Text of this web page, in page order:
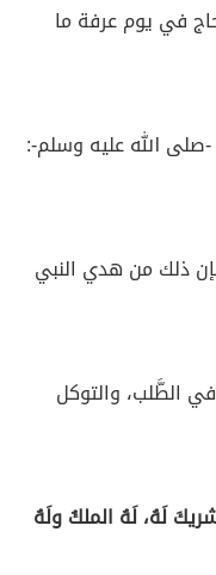
في يوم عرفة ما
صلى الله عليه وسلم-:
ذلك من هدي النبي
الطَّلب، والتوكل
لَهُ، لَهُ الملكُ ولَهُ